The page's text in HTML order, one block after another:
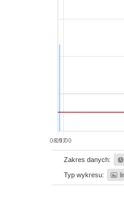
08:57
09:00
Zakres danych:
Typ wykresu: